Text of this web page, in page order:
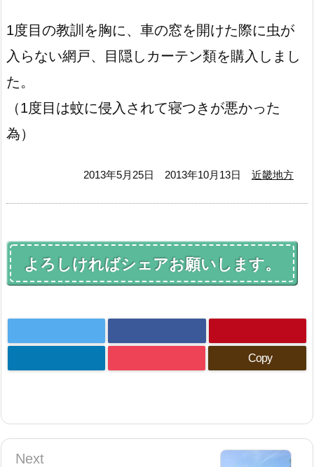
1度目の教訓を胸に、車の窓を開けた際に虫が
入らない網戸、目隠しカーテン類を購入しまし
た。
（1度目は蚊に侵入されて寝つきが悪かった
為）
2013年5月25日 2013年10月13日 近畿地方
よろしければシェアお願いします。
Copy
Next